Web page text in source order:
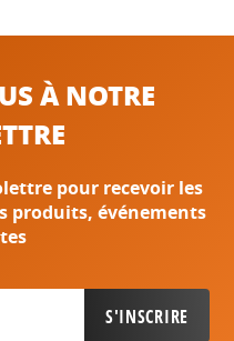
À NOTRE
pour recevoir les
produits, événements